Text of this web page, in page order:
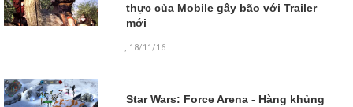
thực của Mobile gây bão với Trailer
mới
, 18/11/16
Star Wars: Force Arena - Hàng khủng